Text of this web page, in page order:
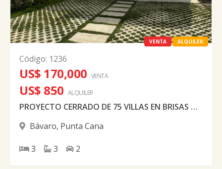
VENTA ALQUILER
Código: 1236
US$ 170,000 VENTA
US$ 850 ALQUILER
PROYECTO CERRADO DE 75 VILLAS EN BRISAS DE PUNTA CANA
Bávaro, Punta Cana
3 3 2